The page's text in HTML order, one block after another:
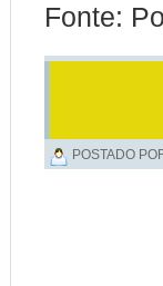
Fonte:
POSTADO